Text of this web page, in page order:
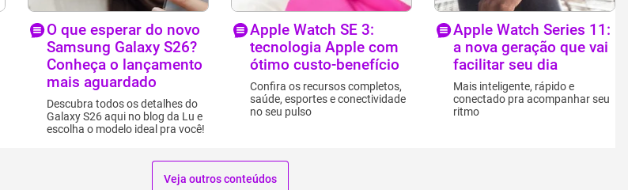
O que esperar do novo
Samsung Galaxy S26?
Conheça o lançamento
mais aguardado
Descubra todos os detalhes do
Galaxy S26 aqui no blog da Lu e
escolha o modelo ideal pra você!
Apple Watch SE 3:
tecnologia Apple com
ótimo custo-benefício
Confira os recursos completos,
saúde, esportes e conectividade
no seu pulso
Apple Watch Series 11:
a nova geração que vai
facilitar seu dia
Mais inteligente, rápido e
conectado pra acompanhar seu
ritmo
Veja outros conteúdos